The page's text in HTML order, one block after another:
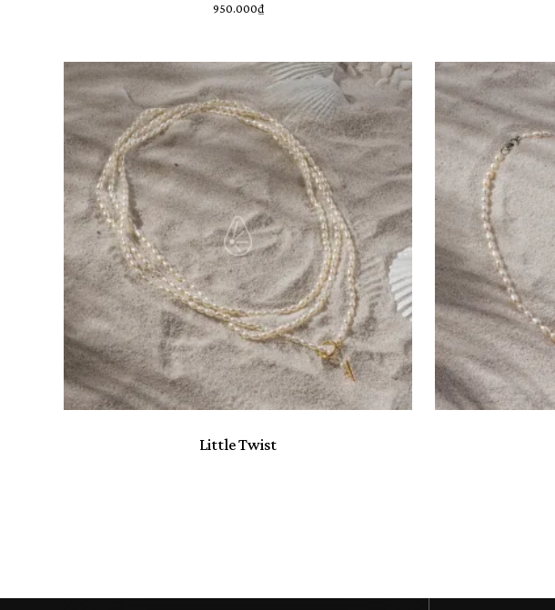
Danh Mục Sản Phẩm
BST Ambedo 7
BST Antique 15
BST Dawn
BST Expedition 8
BST Fine 9
Cơ bản 10
Everyday Wear 2
Everyday Wear 17
Khuyên tai 28
Miss-in-chief 14
950.000₫
Little Twist